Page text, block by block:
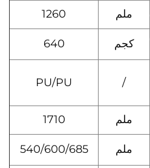
ملم 1260
كجم 640
/
PU/PU
ملم
1710
ملم 540/600/685